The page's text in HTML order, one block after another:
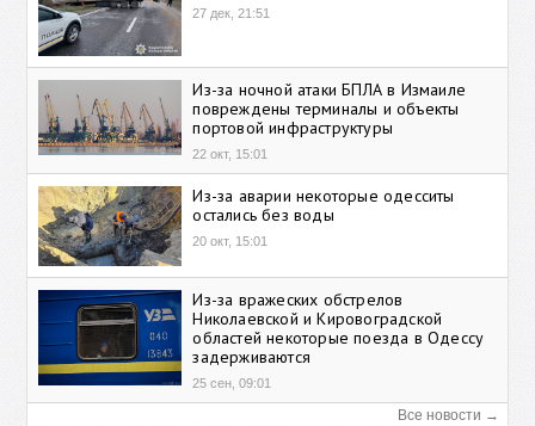
27 дек, 21:51
Из-за ночной атаки БПЛА в Измаиле
повреждены терминалы и объекты
портовой инфраструктуры
22 окт, 15:01
Из-за аварии некоторые одесситы
остались без воды
20 окт, 15:01
Из-за вражеских обстрелов
Николаевской и Кировоградской
областей некоторые поезда в Одессу
задерживаются
25 сен, 09:01
Все новости →